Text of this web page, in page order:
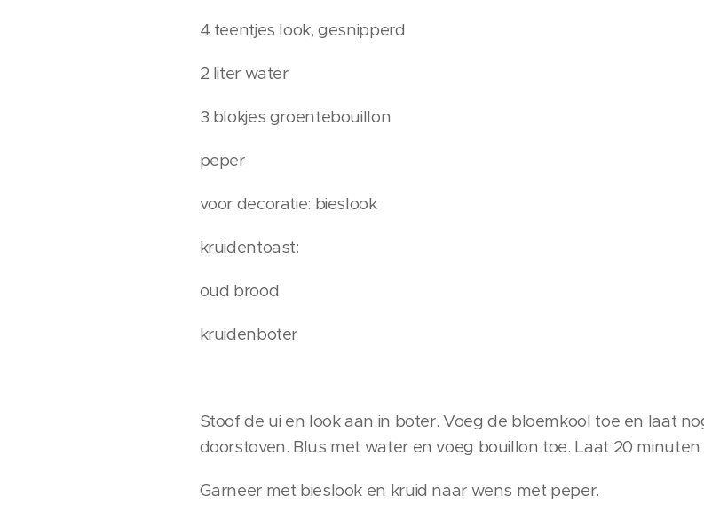
4 teentjes look, gesnipperd
2 liter water
3 blokjes groentebouillon
peper
voor decoratie: bieslook
kruidentoast:
oud brood
kruidenboter
Stoof de ui en look aan in boter. Voeg de bloemkool toe en laat
doorstoven. Blus met water en voeg bouillon toe. Laat 20 minuten
Garneer met bieslook en kruid naar wens met peper.